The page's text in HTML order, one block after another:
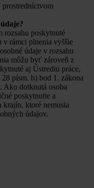
rozsahu poskytnuté
v rámci plnenia vyššie
údaje v rozsahu
môžu byť zároveň z
aj Ústrediu práce,
písm. b) bod 1. zákona
Ako dotknutá osoba
poskytnutie a
krajín, ktoré nemusia
údajov.